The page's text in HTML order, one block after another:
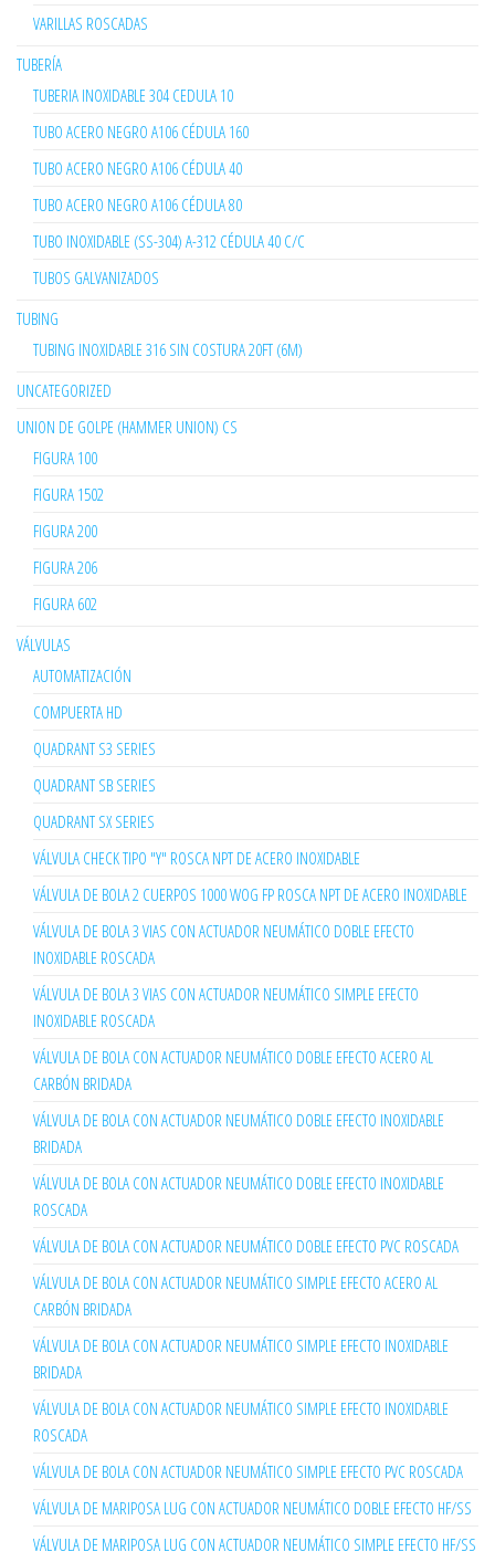
VARILLAS ROSCADAS
TUBERÍA
TUBERIA INOXIDABLE 304 CEDULA 10
TUBO ACERO NEGRO A106 CÉDULA 160
TUBO ACERO NEGRO A106 CÉDULA 40
TUBO ACERO NEGRO A106 CÉDULA 80
TUBO INOXIDABLE (SS-304) A-312 CÉDULA 40 C/C
TUBOS GALVANIZADOS
TUBING
TUBING INOXIDABLE 316 SIN COSTURA 20FT (6M)
UNCATEGORIZED
UNION DE GOLPE (HAMMER UNION) CS
FIGURA 100
FIGURA 1502
FIGURA 200
FIGURA 206
FIGURA 602
VÁLVULAS
AUTOMATIZACIÓN
COMPUERTA HD
QUADRANT S3 SERIES
QUADRANT SB SERIES
QUADRANT SX SERIES
VÁLVULA CHECK TIPO "Y" ROSCA NPT DE ACERO INOXIDABLE
VÁLVULA DE BOLA 2 CUERPOS 1000 WOG FP ROSCA NPT DE ACERO INOXIDABLE
VÁLVULA DE BOLA 3 VIAS CON ACTUADOR NEUMÁTICO DOBLE EFECTO
INOXIDABLE ROSCADA
VÁLVULA DE BOLA 3 VIAS CON ACTUADOR NEUMÁTICO SIMPLE EFECTO
INOXIDABLE ROSCADA
VÁLVULA DE BOLA CON ACTUADOR NEUMÁTICO DOBLE EFECTO ACERO AL
CARBÓN BRIDADA
VÁLVULA DE BOLA CON ACTUADOR NEUMÁTICO DOBLE EFECTO INOXIDABLE
BRIDADA
VÁLVULA DE BOLA CON ACTUADOR NEUMÁTICO DOBLE EFECTO INOXIDABLE
ROSCADA
VÁLVULA DE BOLA CON ACTUADOR NEUMÁTICO DOBLE EFECTO PVC ROSCADA
VÁLVULA DE BOLA CON ACTUADOR NEUMÁTICO SIMPLE EFECTO ACERO AL
CARBÓN BRIDADA
VÁLVULA DE BOLA CON ACTUADOR NEUMÁTICO SIMPLE EFECTO INOXIDABLE
BRIDADA
VÁLVULA DE BOLA CON ACTUADOR NEUMÁTICO SIMPLE EFECTO INOXIDABLE
ROSCADA
VÁLVULA DE BOLA CON ACTUADOR NEUMÁTICO SIMPLE EFECTO PVC ROSCADA
VÁLVULA DE MARIPOSA LUG CON ACTUADOR NEUMÁTICO DOBLE EFECTO HF/SS
VÁLVULA DE MARIPOSA LUG CON ACTUADOR NEUMÁTICO SIMPLE EFECTO HF/SS